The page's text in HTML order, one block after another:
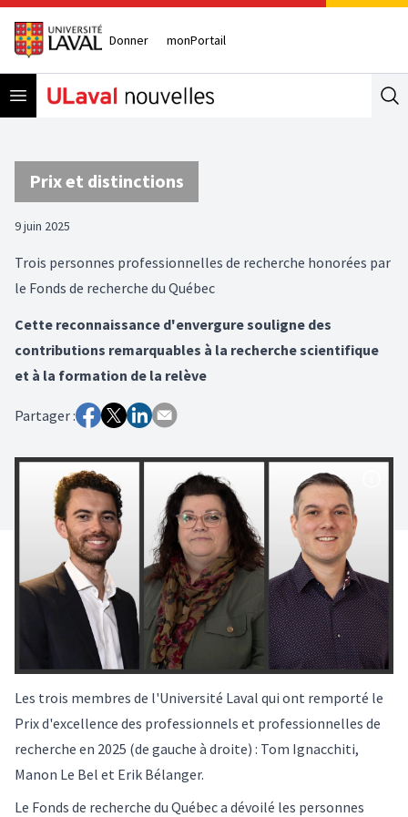
Donner monPortail
Open menu
Prix et distinctions
9 juin 2025
Trois personnes professionnelles de recherche honorées par
le Fonds de recherche du Québec
Cette reconnaissance d'envergure souligne des
contributions remarquables à la recherche scientifique
et à la formation de la relève
Partager :
Les trois membres de l'Université Laval qui ont remporté le
Prix d'excellence des professionnels et professionnelles de
recherche en 2025 (de gauche à droite) : Tom Ignacchiti,
Manon Le Bel et Erik Bélanger.
Le Fonds de recherche du Québec a dévoilé les personnes